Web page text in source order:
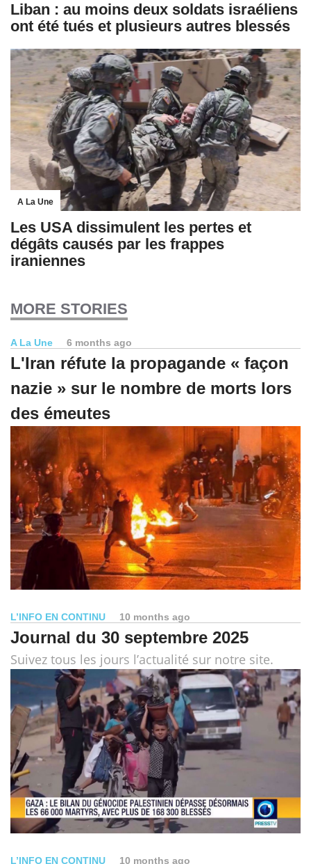
Liban : au moins deux soldats israéliens
ont été tués et plusieurs autres blessés
A La Une
Les USA dissimulent les pertes et
dégâts causés par les frappes
iraniennes
MORE STORIES
A La Une 6 months ago
L'Iran réfute la propagande « façon
nazie » sur le nombre de morts lors
des émeutes
L’INFO EN CONTINU 10 months ago
Journal du 30 septembre 2025
Suivez tous les jours l’actualité sur notre site.
L’INFO EN CONTINU 10 months ago